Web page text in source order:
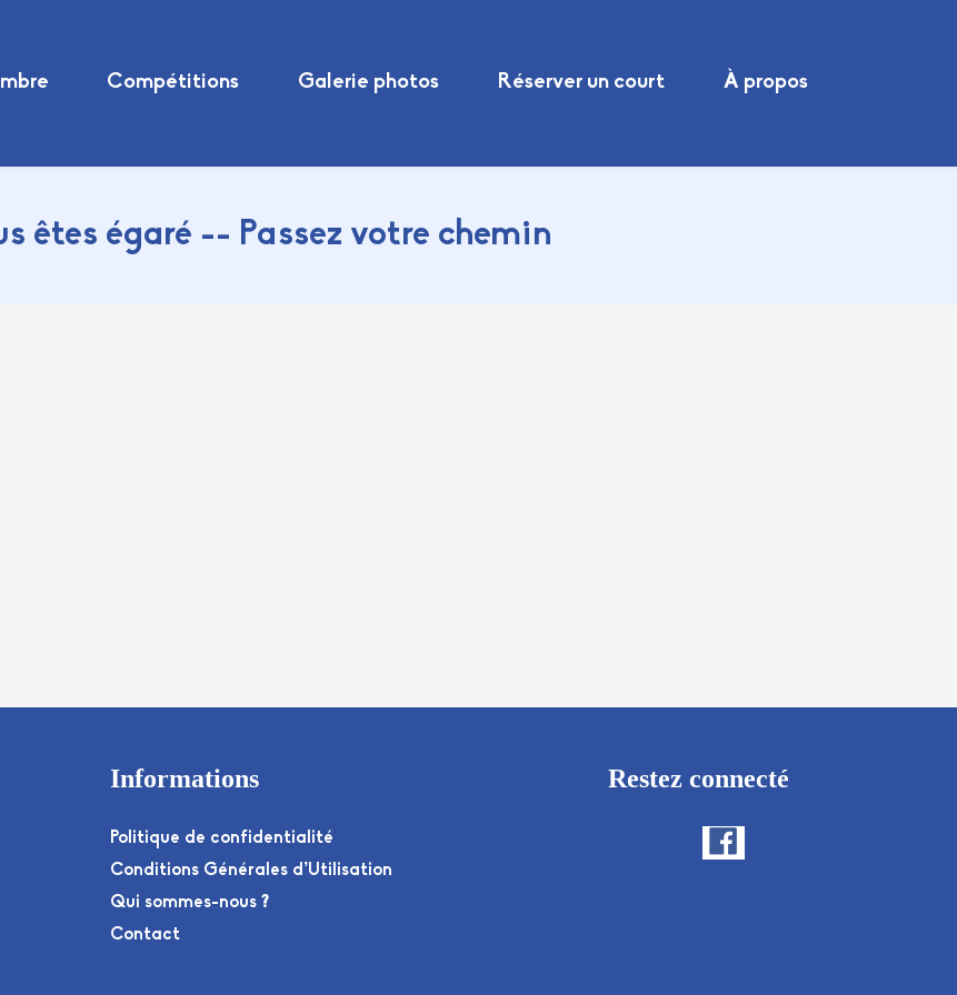
Compétitions Galerie photos Réserver un court À propos
êtes égaré -- Passez votre chemin
Informations
Politique de confidentialité
Conditions Générales d’Utilisation
Qui sommes-nous ?
Contact
Restez connecté